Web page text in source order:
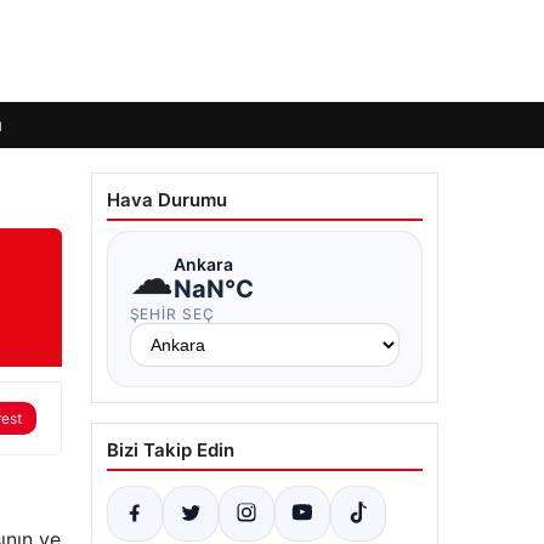
ve
Hava Durumu
☁Ankara
NaN°C
ŞEHIR SEÇ
Bizi Takip Edin